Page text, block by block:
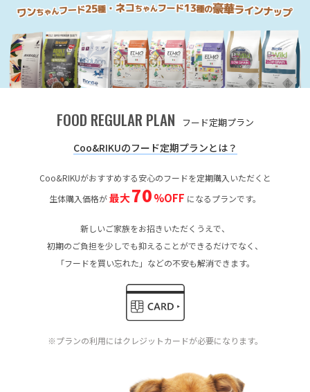
FOOD REGULAR PLAN フード定期プラン
Coo&RIKUのフード定期プランとは？
Coo&RIKUがおすすめする安心のフードを定期購入いただくと
生体購入価格が最大70%OFF になるプランです。
新しいご家族をお招きいただくうえで、
初期のご負担を少しでも抑えることができるだけでなく、
「フードを買い忘れた」などの不安も解消できます。
※プランの利用にはクレジットカードが必要になります。